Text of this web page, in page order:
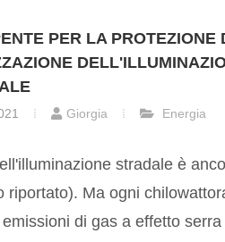
PER LA PROTEZIONE
Giorgia Energia
stradale è
riportato). Ma ogni
di gas a effetto